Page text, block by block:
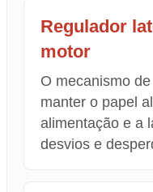
Regulador
motor
O mecanismo
manter o papel
alimentação e a
desvios e